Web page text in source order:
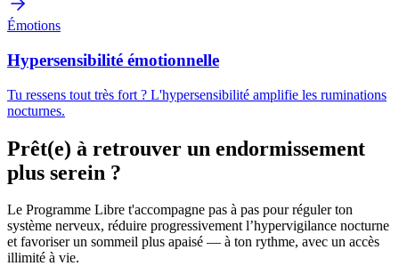
Émotions
Hypersensibilité émotionnelle
Tu ressens tout très fort ? L'hypersensibilité amplifie les ruminations
nocturnes.
Prêt(e) à retrouver un endormissement
plus serein ?
Le Programme Libre t'accompagne pas à pas pour réguler ton
système nerveux, réduire progressivement l’hypervigilance nocturne
et favoriser un sommeil plus apaisé — à ton rythme, avec un accès
illimité à vie.